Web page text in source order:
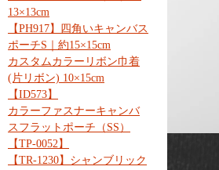
13×13cm
【PH917】四角いキャンバス
ポーチS｜約15×15cm
カスタムカラーリボン巾着
(片リボン) 10×15cm
【ID573】
カラーファスナーキャンバ
スフラットポーチ（SS）
【TP-0052】
【TR-1230】シャンブリック